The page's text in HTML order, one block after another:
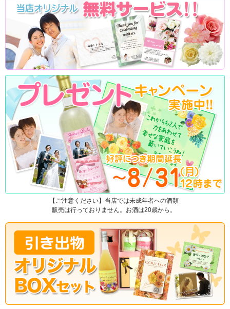
【ご注意ください】当店では未成年者への酒類
販売は行っておりません。お酒は20歳から。